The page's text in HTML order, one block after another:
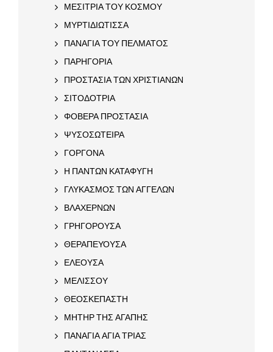
ΜΕΣΙΤΡΙΑ ΤΟΥ ΚΟΣΜΟΥ
ΜΥΡΤΙΔΙΩΤΙΣΣΑ
ΠΑΝΑΓΙΑ ΤΟΥ ΠΕΛΜΑΤΟΣ
ΠΑΡΗΓΟΡΙΑ
ΠΡΟΣΤΑΣΙΑ ΤΩΝ ΧΡΙΣΤΙΑΝΩΝ
ΣΙΤΟΔΟΤΡΙΑ
ΦΟΒΕΡΑ ΠΡΟΣΤΑΣΙΑ
ΨΥΣΟΣΩΤΕΙΡΑ
ΓΟΡΓΟΝΑ
Η ΠΑΝΤΩΝ ΚΑΤΑΦΥΓΗ
ΓΛΥΚΑΣΜΟΣ ΤΩΝ ΑΓΓΕΛΩΝ
ΒΛΑΧΕΡΝΩΝ
ΓΡΗΓΟΡΟΥΣΑ
ΘΕΡΑΠΕΥΟΥΣΑ
ΕΛΕΟΥΣΑ
ΜΕΛΙΣΣΟΥ
ΘΕΟΣΚΕΠΑΣΤΗ
ΜΗΤΗΡ ΤΗΣ ΑΓΑΠΗΣ
ΠΑΝΑΓΙΑ ΑΓΙΑ ΤΡΙΑΣ